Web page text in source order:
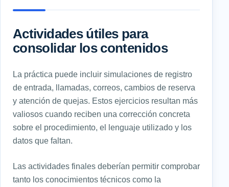
Actividades útiles para
consolidar los contenidos
La práctica puede incluir simulaciones de registro
de entrada, llamadas, correos, cambios de reserva
y atención de quejas. Estos ejercicios resultan más
valiosos cuando reciben una corrección concreta
sobre el procedimiento, el lenguaje utilizado y los
datos que faltan.
Las actividades finales deberían permitir comprobar
tanto los conocimientos técnicos como la